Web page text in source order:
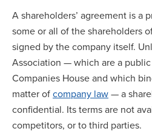
A shareholders’ agreement is a
some or all of the shareholders
signed by the company itself.
Association — which are a
Companies House and which
matter ofcompany law— a
confidential. Its terms are not
competitors, or to third parties.